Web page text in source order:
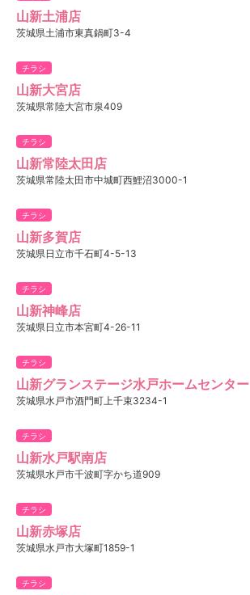
山新土浦店
茨城県土浦市東真鍋町3-4
チラシ
山新大宮店
茨城県常陸大宮市泉409
チラシ
山新常陸太田店
茨城県常陸太田市中城町西鯉沼3000-1
チラシ
山新多賀店
茨城県日立市千石町4-5-13
チラシ
山新神峰店
茨城県日立市本宮町4-26-11
チラシ
山新グランステージ水戸ホームセンター
茨城県水戸市酒門町上千束3234-1
チラシ
山新水戸駅南店
茨城県水戸市千波町字かち道909
チラシ
山新赤塚店
茨城県水戸市大塚町1859-1
チラシ